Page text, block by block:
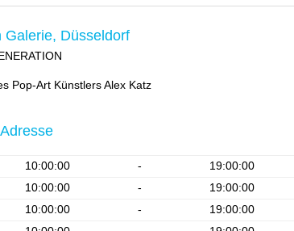
Galerie, Düsseldorf
Pop-Art Künstlers Alex Katz
10:00:00 -
19:00:00
10:00:00 -
19:00:00
10:00:00 -
19:00:00